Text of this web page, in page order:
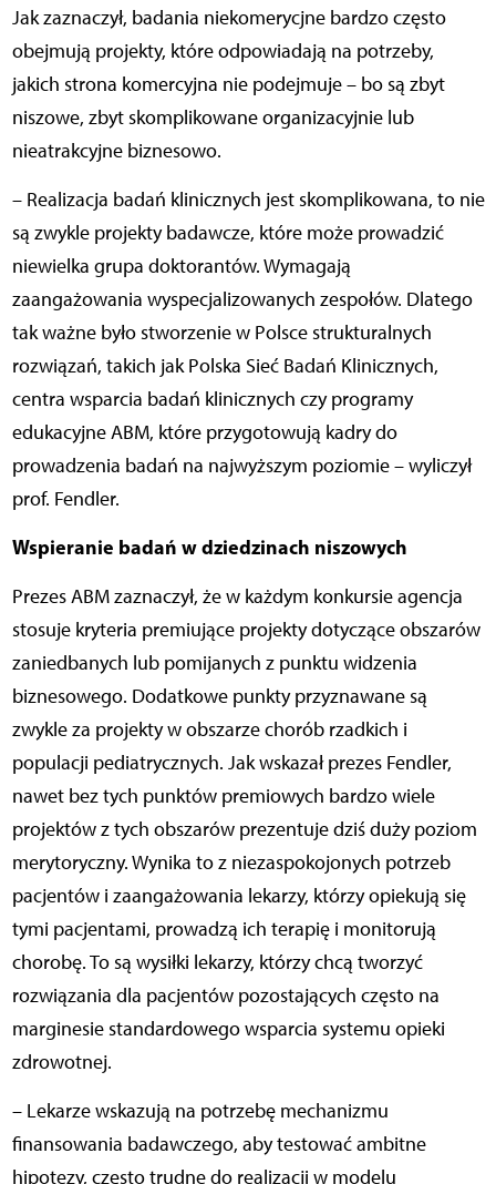
Jak zaznaczył, badania niekomerycjne bardzo często
obejmują projekty, które odpowiadają na potrzeby,
jakich strona komercyjna nie podejmuje – bo są zbyt
niszowe, zbyt skomplikowane organizacyjnie lub
nieatrakcyjne biznesowo.
– Realizacja badań klinicznych jest skomplikowana, to nie
są zwykle projekty badawcze, które może prowadzić
niewielka grupa doktorantów. Wymagają
zaangażowania wyspecjalizowanych zespołów. Dlatego
tak ważne było stworzenie w Polsce strukturalnych
rozwiązań, takich jak Polska Sieć Badań Klinicznych,
centra wsparcia badań klinicznych czy programy
edukacyjne ABM, które przygotowują kadry do
prowadzenia badań na najwyższym poziomie – wyliczył
prof. Fendler.
Wspieranie badań w dziedzinach niszowych
Prezes ABM zaznaczył, że w każdym konkursie agencja
stosuje kryteria premiujące projekty dotyczące obszarów
zaniedbanych lub pomijanych z punktu widzenia
biznesowego. Dodatkowe punkty przyznawane są
zwykle za projekty w obszarze chorób rzadkich i
populacji pediatrycznych. Jak wskazał prezes Fendler,
nawet bez tych punktów premiowych bardzo wiele
projektów z tych obszarów prezentuje dziś duży poziom
merytoryczny. Wynika to z niezaspokojonych potrzeb
pacjentów i zaangażowania lekarzy, którzy opiekują się
tymi pacjentami, prowadzą ich terapię i monitorują
chorobę. To są wysiłki lekarzy, którzy chcą tworzyć
rozwiązania dla pacjentów pozostających często na
marginesie standardowego wsparcia systemu opieki
zdrowotnej.
– Lekarze wskazują na potrzebę mechanizmu
finansowania badawczego, aby testować ambitne
hipotezy, często trudne do realizacji w modelu